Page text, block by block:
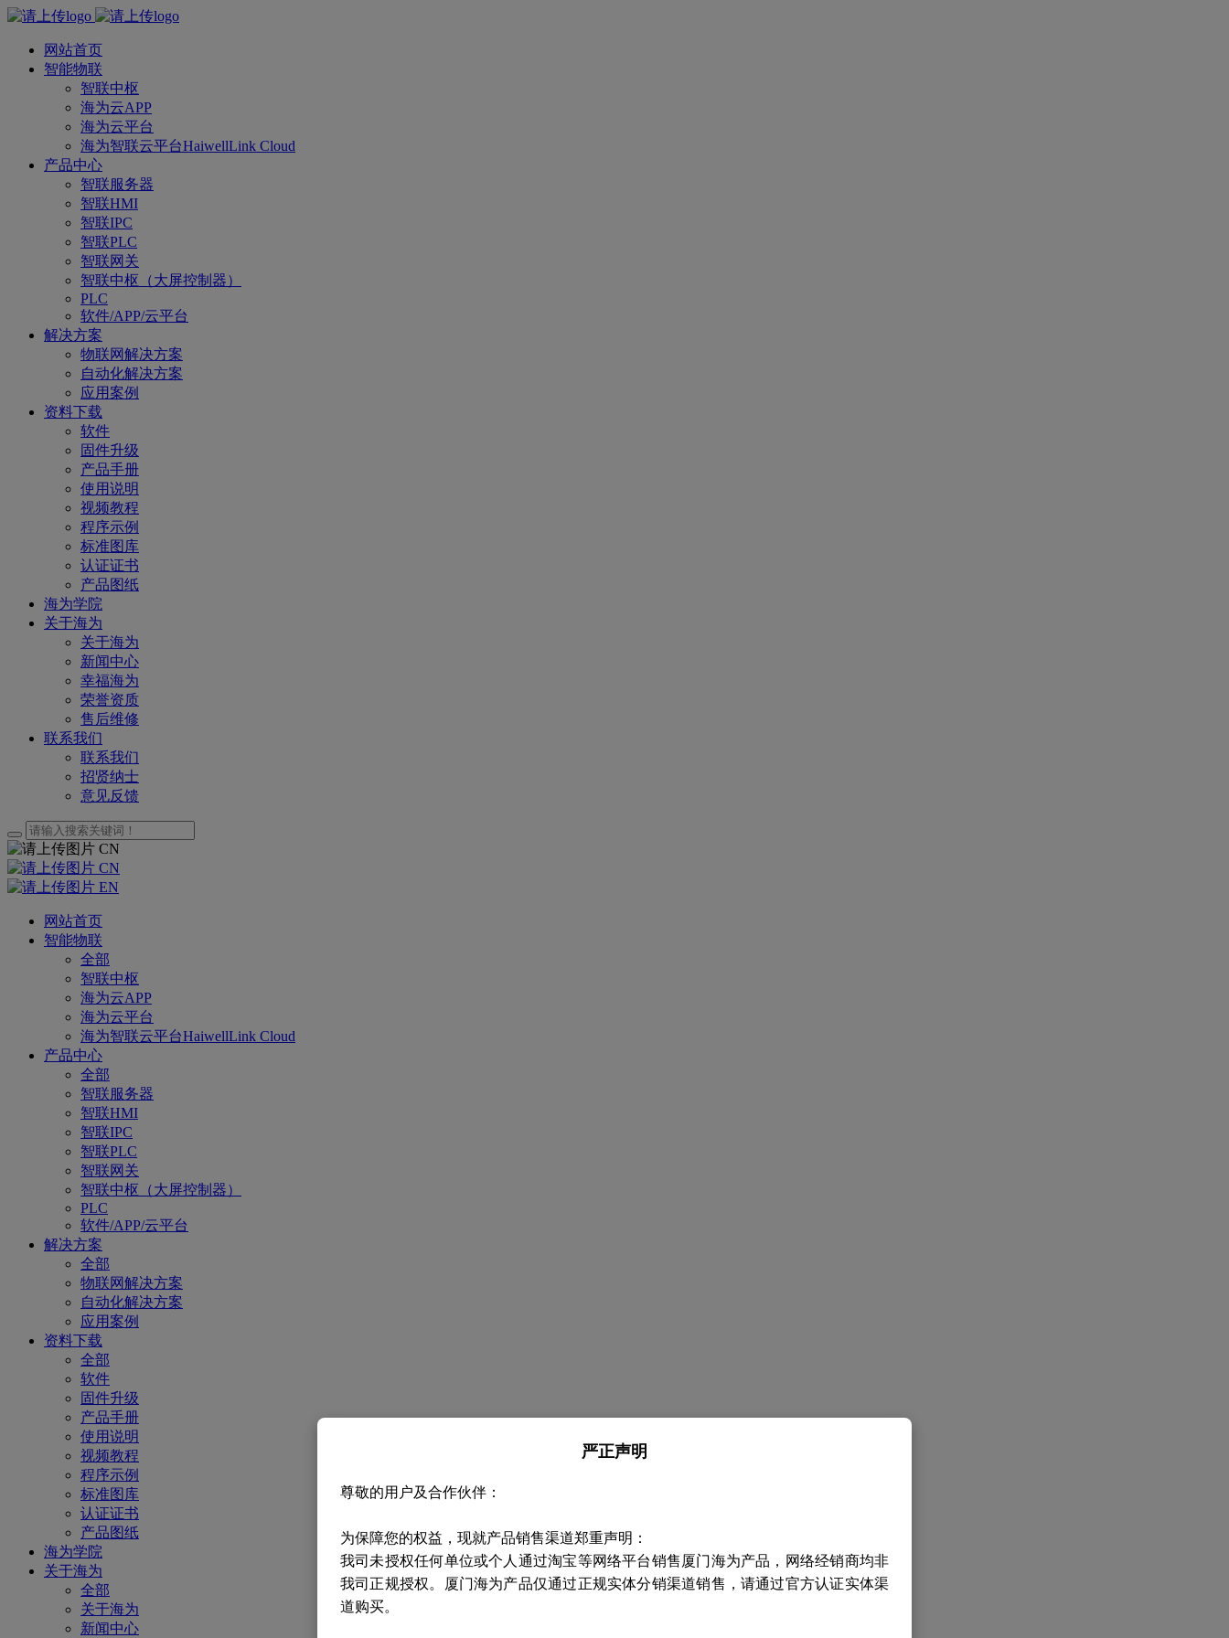
网站首页
智能物联
智联中枢
海为云APP
海为云平台
海为智联云平台HaiwellLink Cloud
产品中心
智联服务器
智联HMI
智联IPC
智联PLC
智联网关
智联中枢（大屏控制器）
PLC
软件/APP/云平台
解决方案
物联网解决方案
自动化解决方案
应用案例
资料下载
软件
固件升级
产品手册
使用说明
视频教程
程序示例
标准图库
认证证书
产品图纸
海为学院
关于海为
关于海为
新闻中心
幸福海为
荣誉资质
售后维修
联系我们
联系我们
招贤纳士
意见反馈
CN
CN
EN
网站首页
智能物联
全部
智联中枢
海为云APP
海为云平台
海为智联云平台HaiwellLink Cloud
产品中心
全部
智联服务器
智联HMI
智联IPC
智联PLC
智联网关
智联中枢（大屏控制器）
PLC
软件/APP/云平台
解决方案
全部
物联网解决方案
自动化解决方案
应用案例
资料下载
全部
软件
固件升级
产品手册
使用说明
视频教程
程序示例
标准图库
认证证书
产品图纸
海为学院
关于海为
全部
关于海为
新闻中心
严正声明
尊敬的用户及合作伙伴：
为保障您的权益，现就产品销售渠道郑重声明：
我司未授权任何单位或个人通过淘宝等网络平台销售厦门海为产品，网络经销商均非
我司正规授权。厦门海为产品仅通过正规实体分销渠道销售，请通过官方认证实体渠
道购买。